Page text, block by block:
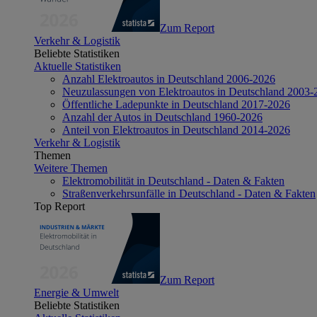
Zum Report
Verkehr & Logistik
Beliebte Statistiken
Aktuelle Statistiken
Anzahl Elektroautos in Deutschland 2006-2026
Neuzulassungen von Elektroautos in Deutschland 2003-
Öffentliche Ladepunkte in Deutschland 2017-2026
Anzahl der Autos in Deutschland 1960-2026
Anteil von Elektroautos in Deutschland 2014-2026
Verkehr & Logistik
Themen
Weitere Themen
Elektromobilität in Deutschland - Daten & Fakten
Straßenverkehrsunfälle in Deutschland - Daten & Fakten
Top Report
Zum Report
Energie & Umwelt
Beliebte Statistiken